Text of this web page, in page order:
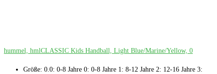
hummel, hmlCLASSIC Kids Handball, Light Blue/Marine/Yellow, 0
Größe: 0.0: 0-8 Jahre 0: 0-8 Jahre 1: 8-12 Jahre 2: 12-16 Jahre 3: